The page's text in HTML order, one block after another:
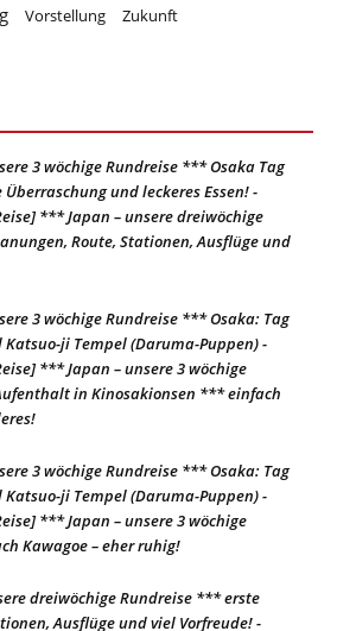
Vorstellung Zukunft
3 wöchige Rundreise *** Osaka Tag
und leckeres Essen! -
*** Japan – unsere dreiwöchige
Route, Stationen, Ausflüge und
3 wöchige Rundreise *** Osaka: Tag
ji Tempel (Daruma-Puppen) -
*** Japan – unsere 3 wöchige
in Kinosakionsen *** einfach
3 wöchige Rundreise *** Osaka: Tag
ji Tempel (Daruma-Puppen) -
*** Japan – unsere 3 wöchige
Kawagoe – eher ruhig!
dreiwöchige Rundreise *** erste
Ausflüge und viel Vorfreude! -